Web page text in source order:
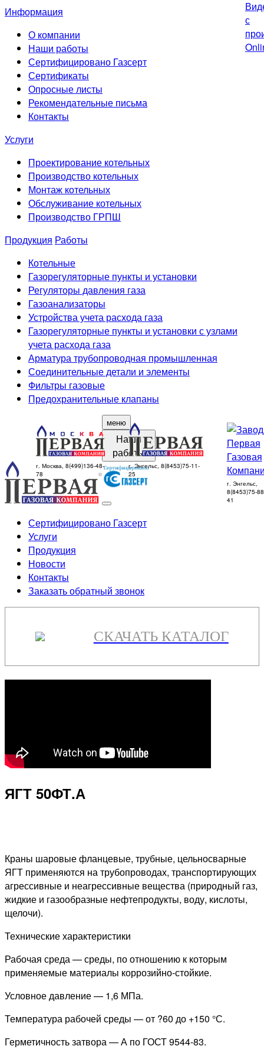
Информация
О компании
Наши работы
Сертифицировано Газсерт
Сертификаты
Опросные листы
Рекомендательные письма
Контакты
Услуги
Проектирование котельных
Производство котельных
Монтаж котельных
Обслуживание котельных
Производство ГРПШ
Продукция Работы
Котельные
Газорегуляторные пункты и установки
Регуляторы давления газа
Газоанализаторы
Устройства учета расхода газа
Газорегуляторные пункты и установки с узлами
учета расхода газа
Арматура трубопроводная промышленная
Соединительные детали и элементы
Фильтры газовые
Предохранительные клапаны
меню
Наши
работы
г. Москва, 8(499)136-48-
78
г. Энгельс, 8(8453)75-11-
25
г. Энгельс,
8(8453)75-
41
Сертифицировано Газсерт
Услуги
Продукция
Новости
Контакты
Заказать обратный звонок
СКАЧАТЬ КАТАЛОГ
ЯГТ 50ФТ.А
Краны шаровые фланцевые, трубные, цельносварные
ЯГТ применяются на трубопроводах, транспортирующих
агрессивные и неагрессивные вещества (природный газ,
жидкие и газообразные нефтепродукты, воду, кислоты,
щелочи).
Технические характеристики
Рабочая среда — среды, по отношению к которым
применяемые материалы коррозийно-стойкие.
Условное давление — 1,6 МПа.
Температура рабочей среды — от ?60 до +150 °С.
Герметичность затвора — А по ГОСТ 9544-83.